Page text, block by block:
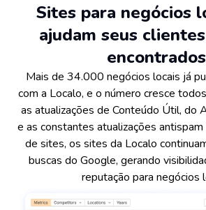
Sites para negócios
ajudam seus
encontrados
Mais de 34.000 negócios locais já
com a Localo, e o número cresce
as atualizações de Conteúdo Útil, do
e as constantes atualizações
de sites, os sites da Localo
buscas do Google, gerando
reputação para negócios